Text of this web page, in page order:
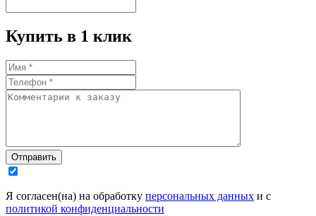
Купить в 1 клик
Отправить
Я согласен(на) на обработку персональных данных и с
политикой конфиденциальности